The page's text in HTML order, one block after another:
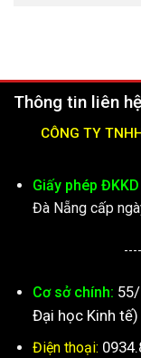
Thông tin liên
CÔNG TY
Giấy phép
Đà Nẵng cấp
Cơ sở chính:
Đại học Kinh tế)
Điện thoại: